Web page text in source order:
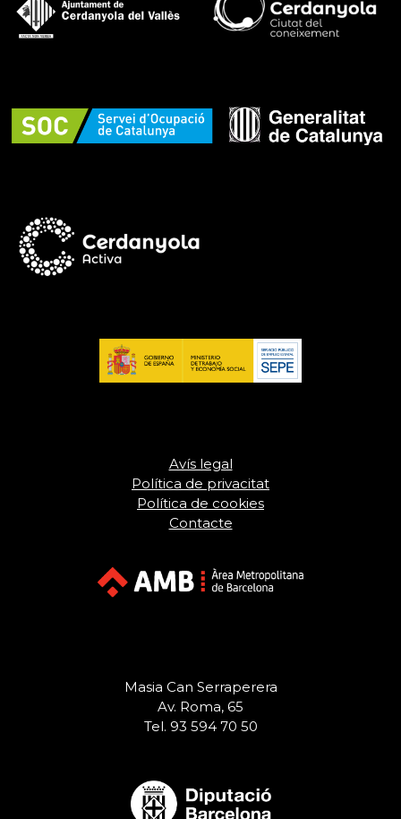
Avís legal
Política de privacitat
Política de cookies
Contacte
Masia Can Serraperera
Av. Roma, 65
Tel. 93 594 70 50